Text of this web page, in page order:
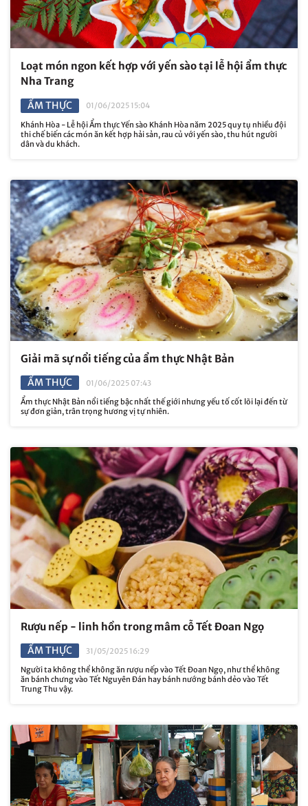
Loạt món ngon kết hợp với yến sào tại lễ hội ẩm thực
Nha Trang
ẨM THỰC
01/06/2025 15:04
Khánh Hòa - Lễ hội Ẩm thực Yến sào Khánh Hòa năm 2025 quy tụ nhiều đội
thi chế biến các món ăn kết hợp hải sản, rau củ với yến sào, thu hút người
dân và du khách.
Giải mã sự nổi tiếng của ẩm thực Nhật Bản
ẨM THỰC
01/06/2025 07:43
Ẩm thực Nhật Bản nổi tiếng bậc nhất thế giới nhưng yếu tố cốt lõi lại đến từ
sự đơn giản, trân trọng hương vị tự nhiên.
Rượu nếp - linh hồn trong mâm cỗ Tết Đoan Ngọ
ẨM THỰC
31/05/2025 16:29
Người ta không thể không ăn rượu nếp vào Tết Đoan Ngọ, như thể không
ăn bánh chưng vào Tết Nguyên Đán hay bánh nướng bánh dẻo vào Tết
Trung Thu vậy.